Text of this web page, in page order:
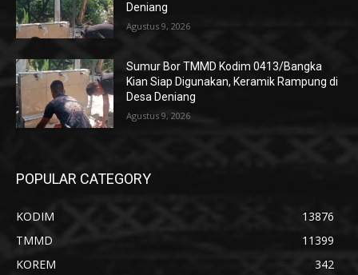
Deniang
Agustus 9, 2026
Sumur Bor TMMD Kodim 0413/Bangka
Kian Siap Digunakan, Keramik Rampung di
Desa Deniang
Agustus 9, 2026
POPULAR CATEGORY
KODIM
13876
TMMD
11399
KOREM
342